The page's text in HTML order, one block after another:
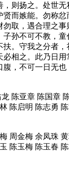
则扬之。处世无
贤而嫉能。勿称
勿取，遇合理之事
子孙不可不教，
。守我之分者，
必相之。此乃日
，不可一日无也
陈亚章 陈国章
陈启明 陈志勇
周金梅 余凤珠
陈玉梅 陈玉春